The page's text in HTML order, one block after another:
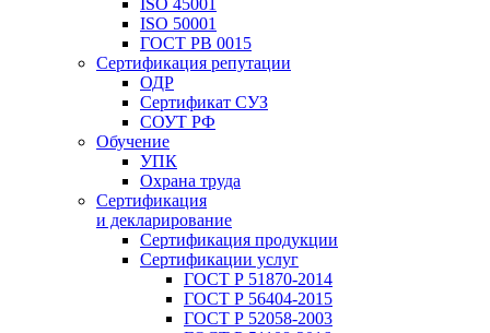
ISO 45001
ISO 50001
ГОСТ РВ 0015
Сертификация репутации
ОДР
Сертификат СУЗ
СОУТ РФ
Обучение
УПК
Охрана труда
Сертификация
и декларирование
Сертификация продукции
Сертификации услуг
ГОСТ Р 51870-2014
ГОСТ Р 56404-2015
ГОСТ Р 52058-2003